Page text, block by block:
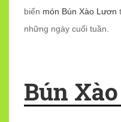
biến món Bún Xào Lươn
những ngày cuối tuần.
Bún